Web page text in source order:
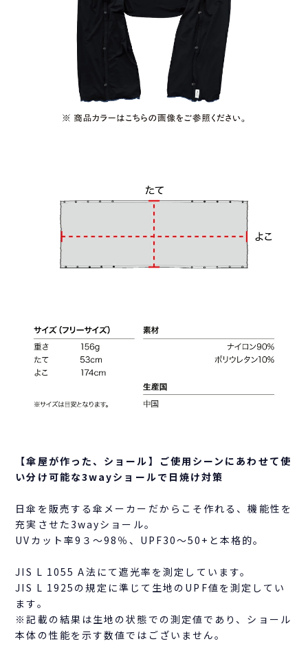
【傘屋が作った、ショール】ご使用シーンにあわせて使
い分け可能な3wayショールで日焼け対策
日傘を販売する傘メーカーだからこそ作れる、機能性を
充実させた3wayショール。
UVカット率9３～98％、UPF30～50+と本格的。
JIS L 1055 A法にて遮光率を測定しています。
JIS L 1925の規定に準じて生地のUPF値を測定してい
ます。
※記載の結果は生地の状態での測定値であり、ショール
本体の性能を示す数値ではございません。